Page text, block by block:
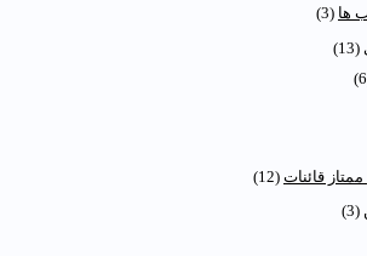
(3)
قائنات (12)